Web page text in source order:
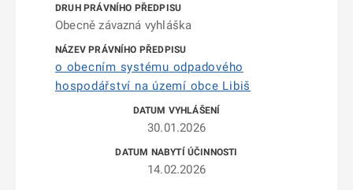
Obecně závazná vyhláška
o obecním systému odpadového
hospodářství na území obce Libiš
30.01.2026
14.02.2026